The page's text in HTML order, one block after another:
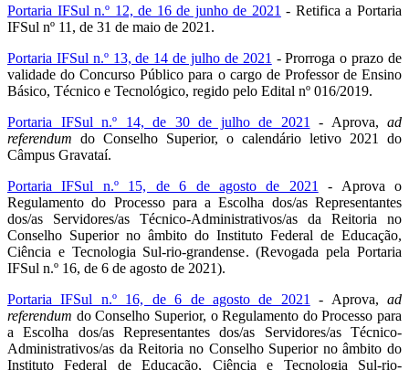
Portaria IFSul n.º 12, de 16 de junho de 2021 - Retifica a Portaria
IFSul nº 11, de 31 de maio de 2021.
Portaria IFSul n.º 13, de 14 de julho de 2021 - Prorroga o prazo de
validade do Concurso Público para o cargo de Professor de Ensino
Básico, Técnico e Tecnológico, regido pelo Edital nº 016/2019.
Portaria IFSul n.º 14, de 30 de julho de 2021
- Aprova, ad
referendum do Conselho Superior, o calendário letivo 2021 do
Câmpus Gravataí.
Portaria IFSul n.º 15, de 6 de agosto de 2021
- Aprova o
Regulamento do Processo para a Escolha dos/as Representantes
dos/as Servidores/as Técnico-Administrativos/as da Reitoria no
Conselho Superior no âmbito do Instituto Federal de Educação,
Ciência e Tecnologia Sul-rio-grandense. (Revogada pela Portaria
IFSul n.º 16, de 6 de agosto de 2021).
Portaria IFSul n.º 16, de 6 de agosto de 2021
- Aprova, ad
referendum do Conselho Superior, o Regulamento do Processo para
a Escolha dos/as Representantes dos/as Servidores/as Técnico-
Administrativos/as da Reitoria no Conselho Superior no âmbito do
Instituto Federal de Educação, Ciência e Tecnologia Sul-rio-